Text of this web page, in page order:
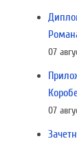
07
07